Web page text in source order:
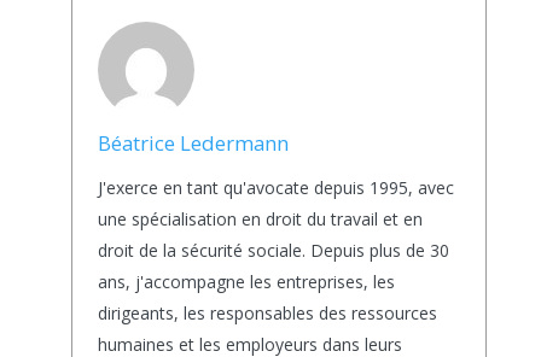
Béatrice Ledermann
J'exerce en tant qu'avocate depuis 1995, avec
une spécialisation en droit du travail et en
droit de la sécurité sociale. Depuis plus de 30
ans, j'accompagne les entreprises, les
dirigeants, les responsables des ressources
humaines et les employeurs dans leurs